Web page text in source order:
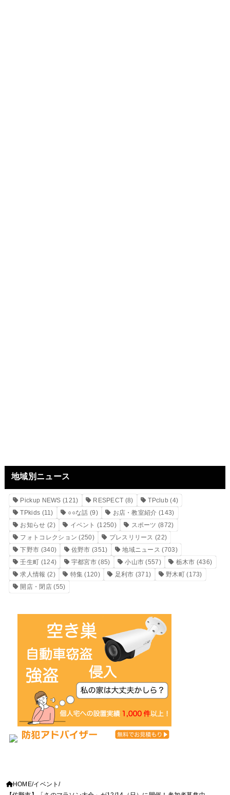
地域別ニュース
Pickup NEWS (121) RESPECT (8) TPclub (4)
TPkids (11) ○○な話 (9) お店・教室紹介 (143)
お知らせ (2) イベント (1250) スポーツ (872)
フォトコレクション (250) プレスリリース (22)
下野市 (340) 佐野市 (351) 地域ニュース (703)
壬生町 (124) 宇都宮市 (85) 小山市 (557) 栃木市 (436)
求人情報 (2) 特集 (120) 足利市 (371) 野木町(173)
開店・閉店(55)
HOME イベント